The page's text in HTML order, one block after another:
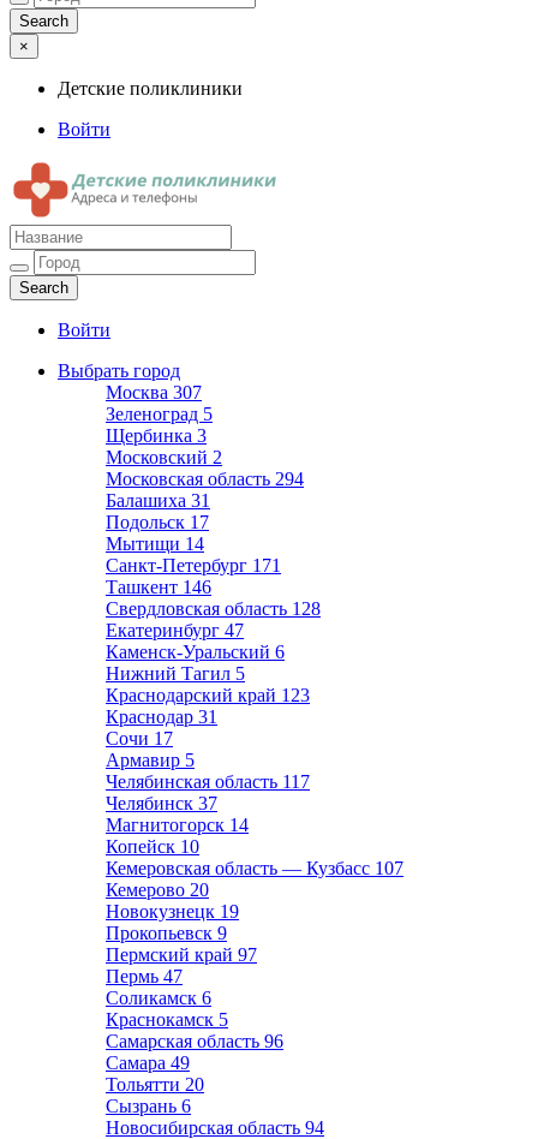
×
Детские поликлиники
Войти
Детские поликлиники
Адреса и телефоны поликлиник
Войти
Выбрать город
Москва 307
Зеленоград 5
Щербинка 3
Московский 2
Московская область 294
Балашиха 31
Подольск 17
Мытищи 14
Санкт-Петербург 171
Ташкент 146
Свердловская область 128
Екатеринбург 47
Каменск-Уральский 6
Нижний Тагил 5
Краснодарский край 123
Краснодар 31
Сочи 17
Армавир 5
Челябинская область 117
Челябинск 37
Магнитогорск 14
Копейск 10
Кемеровская область — Кузбасс 107
Кемерово 20
Новокузнецк 19
Прокопьевск 9
Пермский край 97
Пермь 47
Соликамск 6
Краснокамск 5
Самарская область 96
Самара 49
Тольятти 20
Сызрань 6
Новосибирская область 94